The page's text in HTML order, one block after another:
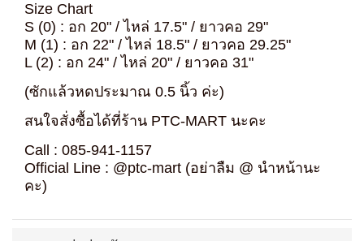
Size Chart
S (0) : อก 20" / ไหล่ 17.5" / ยาวคอ 29"
M (1) : อก 22" / ไหล่ 18.5" / ยาวคอ 29.25"
L (2) : อก 24" / ไหล่ 20" / ยาวคอ 31"
(ซักแล้วหดประมาณ 0.5 นิ้ว ค่ะ)
สนใจสั่งซื้อได้ที่ร้าน PTC-MART นะคะ
Call : 085-941-1157
Official Line : @ptc-mart (อย่าลืม @ นำหน้านะ
คะ)